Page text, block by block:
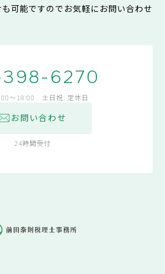
可能ですのでお気軽にお問い合わせ
398-6270
～18:00 土日祝: 定休日
お問い合わせ
24時間受付